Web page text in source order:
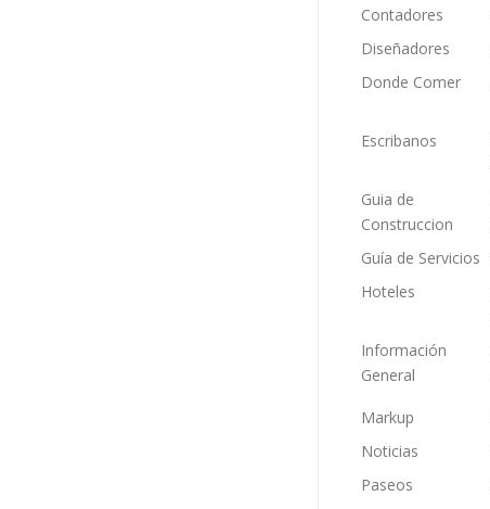
Contadores
Diseñadores
Donde Comer
Escribanos
Guia de
Construccion
Guía de Servicios
Hoteles
Información
General
Markup
Noticias
Paseos